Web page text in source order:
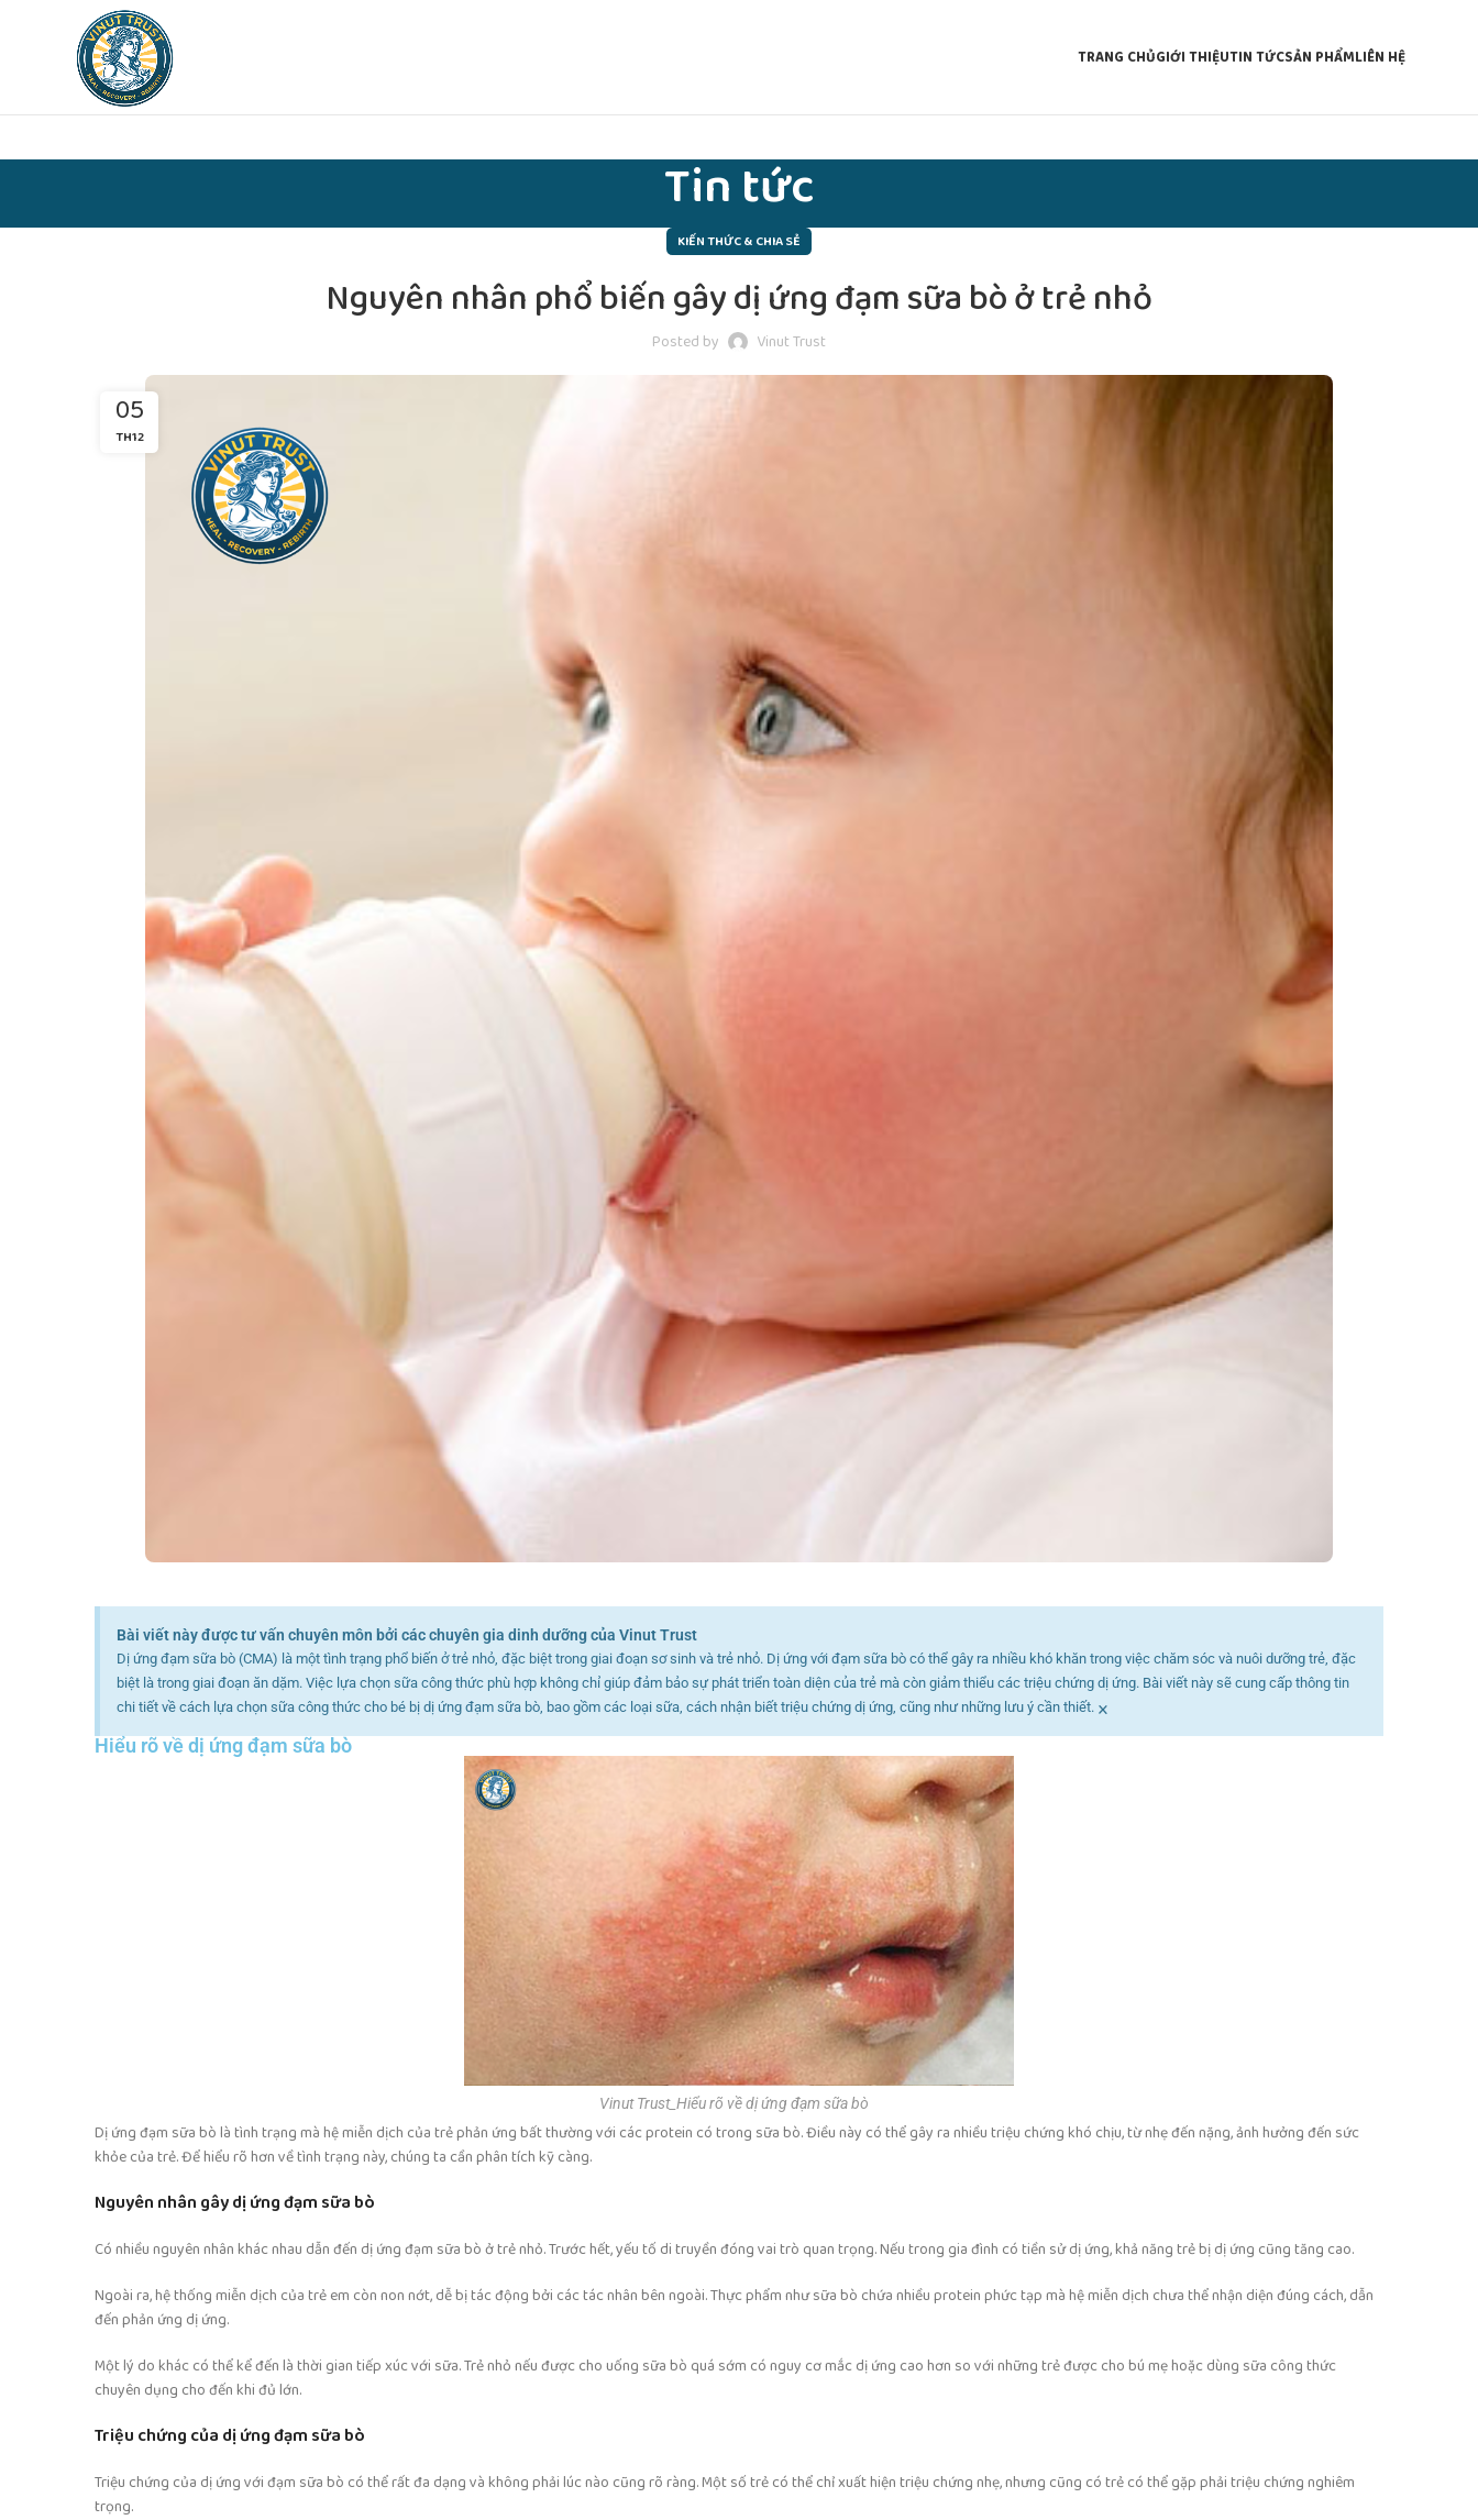
TRANG CHỦGIỚI THIỆUTIN TỨCSẢN PHẨMLIÊN HỆ
Tin tức
KIẾN THỨC & CHIA SẺ
Nguyên nhân phổ biến gây dị ứng đạm sữa bò ở trẻ nhỏ
Posted by Vinut Trust
05
TH12
Bài viết này được tư vấn chuyên môn bởi các chuyên gia dinh dưỡng của Vinut Trust
Dị ứng đạm sữa bò (CMA) là một tình trạng phổ biến ở trẻ nhỏ, đặc biệt trong giai đoạn sơ sinh và trẻ nhỏ. Dị ứng với đạm sữa bò có thể gây ra nhiều khó khăn trong việc chăm sóc và nuôi dưỡng trẻ, đặc
biệt là trong giai đoạn ăn dặm. Việc lựa chọn sữa công thức phù hợp không chỉ giúp đảm bảo sự phát triển toàn diện của trẻ mà còn giảm thiểu các triệu chứng dị ứng. Bài viết này sẽ cung cấp thông tin
chi tiết về cách lựa chọn sữa công thức cho bé bị dị ứng đạm sữa bò, bao gồm các loại sữa, cách nhận biết triệu chứng dị ứng, cũng như những lưu ý cần thiết. ×
Hiểu rõ về dị ứng đạm sữa bò
Vinut Trust_Hiểu rõ về dị ứng đạm sữa bò
Dị ứng đạm sữa bò là tình trạng mà hệ miễn dịch của trẻ phản ứng bất thường với các protein có trong sữa bò. Điều này có thể gây ra nhiều triệu chứng khó chịu, từ nhẹ đến nặng, ảnh hưởng đến sức
khỏe của trẻ. Để hiểu rõ hơn về tình trạng này, chúng ta cần phân tích kỹ càng.
Nguyên nhân gây dị ứng đạm sữa bò
Có nhiều nguyên nhân khác nhau dẫn đến dị ứng đạm sữa bò ở trẻ nhỏ. Trước hết, yếu tố di truyền đóng vai trò quan trọng. Nếu trong gia đình có tiền sử dị ứng, khả năng trẻ bị dị ứng cũng tăng cao.
Ngoài ra, hệ thống miễn dịch của trẻ em còn non nớt, dễ bị tác động bởi các tác nhân bên ngoài. Thực phẩm như sữa bò chứa nhiều protein phức tạp mà hệ miễn dịch chưa thể nhận diện đúng cách, dẫn
đến phản ứng dị ứng.
Một lý do khác có thể kể đến là thời gian tiếp xúc với sữa. Trẻ nhỏ nếu được cho uống sữa bò quá sớm có nguy cơ mắc dị ứng cao hơn so với những trẻ được cho bú mẹ hoặc dùng sữa công thức
chuyên dụng cho đến khi đủ lớn.
Triệu chứng của dị ứng đạm sữa bò
Triệu chứng của dị ứng với đạm sữa bò có thể rất đa dạng và không phải lúc nào cũng rõ ràng. Một số trẻ có thể chỉ xuất hiện triệu chứng nhẹ, nhưng cũng có trẻ có thể gặp phải triệu chứng nghiêm
trọng.